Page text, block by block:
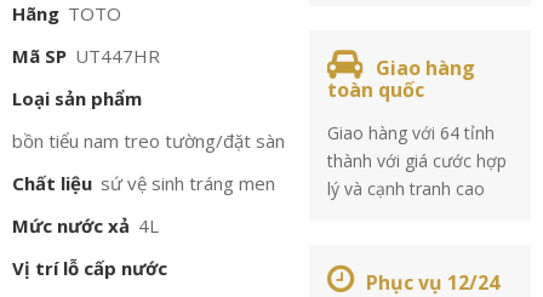
Hãng TOTO
Mã SP UT447HR
Loại sản phẩm
bồn tiểu nam treo tường/đặt sàn
Chất liệu sứ vệ sinh tráng men
Mức nước xả 4L
Vị trí lỗ cấp nước
Giao hàng
toàn quốc
Giao hàng với 64 tỉnh
thành với giá cước hợp
lý và cạnh tranh cao
Phục vụ 12/24